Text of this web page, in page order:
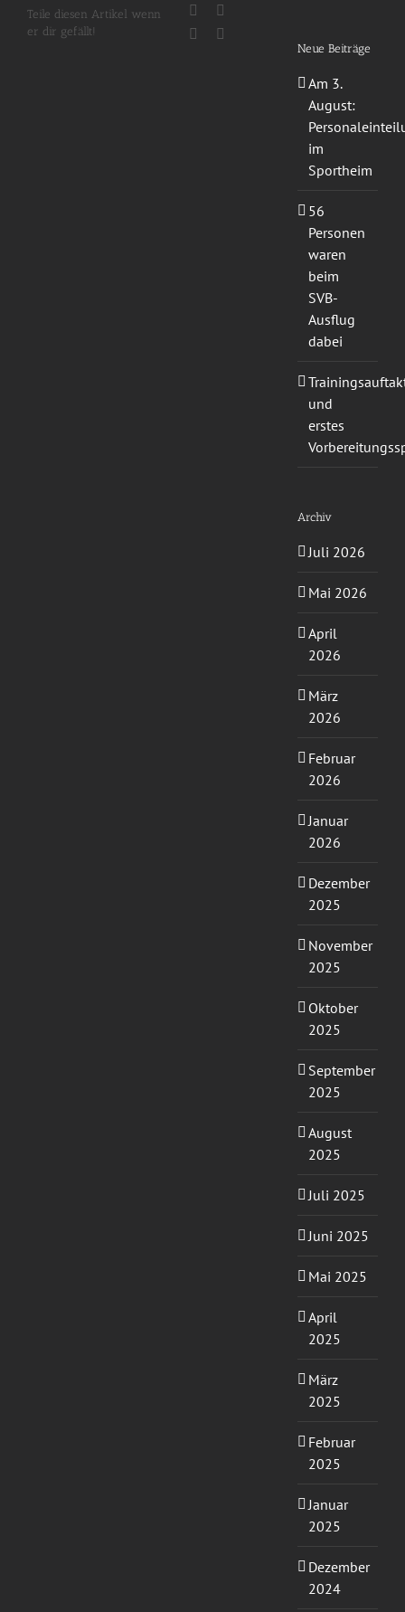
Teile diesen Artikel wenn
er dir gefällt!
Facebook
WhatsApp
Neue Beiträge
Am 3.
August:
im
Sportheim
56
Personen
waren
beim
SVB-
Ausflug
dabei
und
erstes
Archiv
Juli 2026
Mai 2026
April
2026
März
2026
Februar
2026
Januar
2026
Dezember
2025
November
2025
Oktober
2025
September
2025
August
2025
Juli 2025
Juni 2025
Mai 2025
April
2025
März
2025
Februar
2025
Januar
2025
Dezember
2024